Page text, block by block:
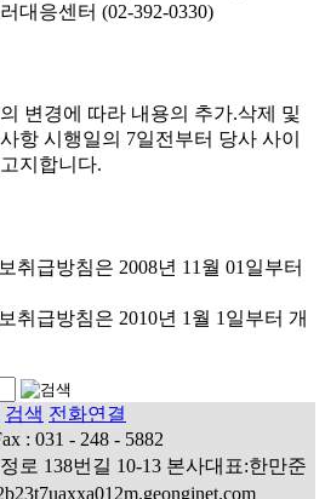
대응센터 (02-392-0330)
변경에 따라 내용의 추가.삭제 및
항 시행일의 7일전부터 당사 사이
지합니다.
취급방침은 2008년 11월 01일부터
취급방침은 2010년 1월 1일부터 개
검색 전화연결
: 031 - 248 - 5882
로 138번길 10-13 본사대표:한만준